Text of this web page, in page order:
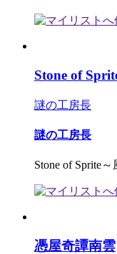
Stone of
謎の工房長
謎の工房長
Stone of Sprite
憑屋奇譚南雲